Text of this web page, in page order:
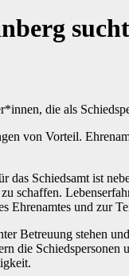
die als
von Vorteil.
Schiedsamt ist
schaffen.
Ehrenamtes und zur
Betreuung stehen
die